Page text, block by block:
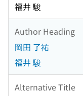
福井 駿
Author Heading
岡田 了祐
福井 駿
Alternative Title